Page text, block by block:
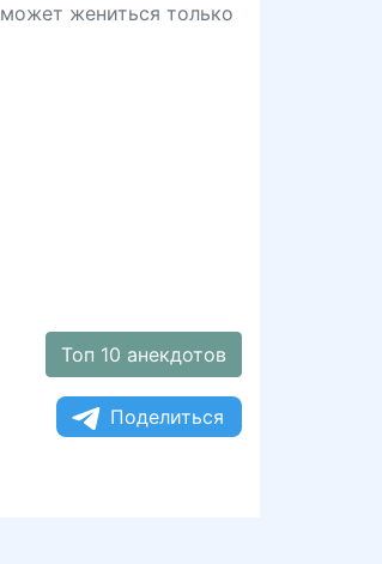
жениться только
Топ 10 анекдотов
Поделиться